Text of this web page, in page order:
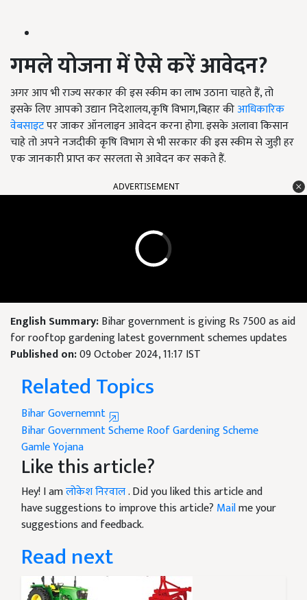
गमले योजना में ऐसे करें आवेदन?
अगर आप भी राज्य सरकार की इस स्कीम का लाभ उठाना चाहते हैं, तो
इसके लिए आपको उद्यान निदेशालय,कृषि विभाग,बिहार कीआधिकारिक
वेबसाइटपर जाकर ऑनलाइन आवेदन करना होगा. इसके अलावा किसान
चाहे तो अपने नजदीकी कृषि विभाग से भी सरकार की इस स्कीम से जुड़ी हर
एक जानकारी प्राप्त कर सरलता से आवेदन कर सकते हैं.
ADVERTISEMENT
English Summary:Bihar government is giving Rs 7500 as aid
for rooftop gardening latest government schemes updates
Published on:09 October 2024, 11:17 IST
Related Topics
Bihar Governemnt
Bihar Government SchemeRoof Gardening Scheme
Gamle Yojana
Like this article?
Hey! I amलोकेश निरवाल. Did you liked this article and
have suggestions to improve this article? Mailme your
suggestions and feedback.
Read next